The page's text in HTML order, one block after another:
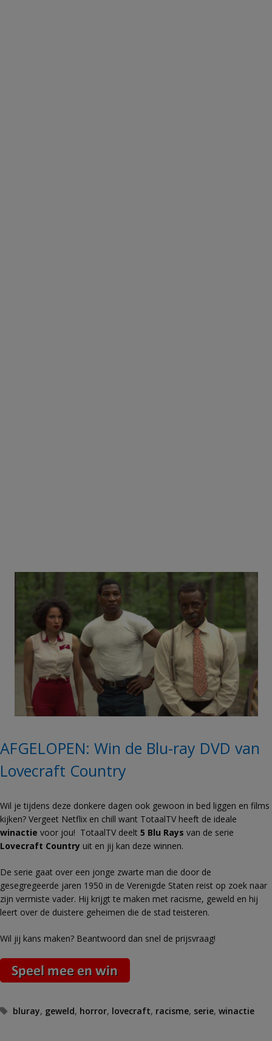
AFGELOPEN: Win de Blu-ray DVD van
Lovecraft Country
Wil je tijdens deze donkere dagen ook gewoon in bed liggen en films
kijken? Vergeet Netflix en chill want TotaalTV heeft de ideale
winactie voor jou! TotaalTV deelt 5 Blu Rays van de serie
Lovecraft Country uit en jij kan deze winnen.
De serie gaat over een jonge zwarte man die door de
gesegregeerde jaren 1950 in de Verenigde Staten reist op zoek naar
zijn vermiste vader. Hij krijgt te maken met racisme, geweld en hij
leert over de duistere geheimen die de stad teisteren.
Wil jij kans maken? Beantwoord dan snel de prijsvraag!
Tags
bluray, geweld, horror, lovecraft, racisme, serie,winactie